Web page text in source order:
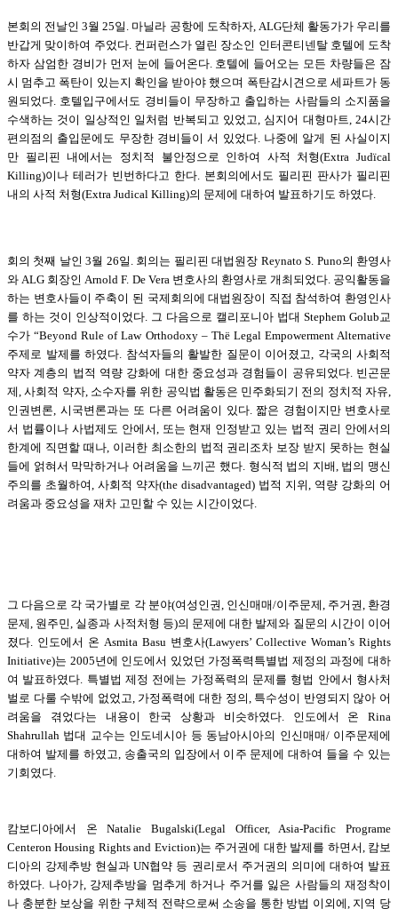
본회의 전날인 3월 25일. 마닐라 공항에 도착하자, ALG단체 활동가가 우리를
반갑게 맞이하여 주었다. 컨퍼런스가 열린 장소인 인터콘티넨탈 호텔에 도착
하자 삼엄한 경비가 먼저 눈에 들어온다. 호텔에 들어오는 모든 차량들은 잠
시 멈추고 폭탄이 있는지 확인을 받아야 했으며 폭탄감시견으로 세파트가 동
원되었다. 호텔입구에서도 경비들이 무장하고 출입하는 사람들의 소지품을
수색하는 것이 일상적인 일처럼 반복되고 있었고, 심지어 대형마트, 24시간
편의점의 출입문에도 무장한 경비들이 서 있었다. 나중에 알게 된 사실이지
만 필리핀 내에서는 정치적 불안정으로 인하여 사적 처형(Extra Judïcal
Killing)이나 테러가 빈번하다고 한다. 본회의에서도 필리핀 판사가 필리핀
내의 사적 처형(Extra Judical Killing)의 문제에 대하여 발표하기도 하였다.
회의 첫째 날인 3월 26일. 회의는 필리핀 대법원장 Reynato S. Puno의 환영사
와 ALG 회장인 Arnold F. De Vera 변호사의 환영사로 개최되었다. 공익활동을
하는 변호사들이 주축이 된 국제회의에 대법원장이 직접 참석하여 환영인사
를 하는 것이 인상적이었다. 그 다음으로 캘리포니아 법대 Stephem Golub교
수가 “Beyond Rule of Law Orthodoxy – Thë Legal Empowerment Alternative
주제로 발제를 하였다. 참석자들의 활발한 질문이 이어졌고, 각국의 사회적
약자 계층의 법적 역량 강화에 대한 중요성과 경험들이 공유되었다. 빈곤문
제, 사회적 약자, 소수자를 위한 공익법 활동은 민주화되기 전의 정치적 자유,
인권변론, 시국변론과는 또 다른 어려움이 있다. 짧은 경험이지만 변호사로
서 법률이나 사법제도 안에서, 또는 현재 인정받고 있는 법적 권리 안에서의
한계에 직면할 때나, 이러한 최소한의 법적 권리조차 보장 받지 못하는 현실
들에 얽혀서 막막하거나 어려움을 느끼곤 했다. 형식적 법의 지배, 법의 맹신
주의를 초월하여, 사회적 약자(the disadvantaged) 법적 지위, 역량 강화의 어
려움과 중요성을 재차 고민할 수 있는 시간이었다.
그 다음으로 각 국가별로 각 분야(여성인권, 인신매매/이주문제, 주거권, 환경
문제, 원주민, 실종과 사적처형 등)의 문제에 대한 발제와 질문의 시간이 이어
졌다. 인도에서 온 Asmita Basu 변호사(Lawyers’ Collective Woman’s Rights
Initiative)는 2005년에 인도에서 있었던 가정폭력특별법 제정의 과정에 대하
여 발표하였다. 특별법 제정 전에는 가정폭력의 문제를 형법 안에서 형사처
벌로 다룰 수밖에 없었고, 가정폭력에 대한 정의, 특수성이 반영되지 않아 어
려움을 겪었다는 내용이 한국 상황과 비슷하였다. 인도에서 온 Rina
Shahrullah 법대 교수는 인도네시아 등 동남아시아의 인신매매/ 이주문제에
대하여 발제를 하였고, 송출국의 입장에서 이주 문제에 대하여 들을 수 있는
기회였다.
캄보디아에서 온 Natalie Bugalski(Legal Officer, Asia-Pacific Programe
Centeron Housing Rights and Eviction)는 주거권에 대한 발제를 하면서, 캄보
디아의 강제추방 현실과 UN협약 등 권리로서 주거권의 의미에 대하여 발표
하였다. 나아가, 강제추방을 멈추게 하거나 주거를 잃은 사람들의 재정착이
나 충분한 보상을 위한 구체적 전략으로써 소송을 통한 방법 이외에, 지역 당